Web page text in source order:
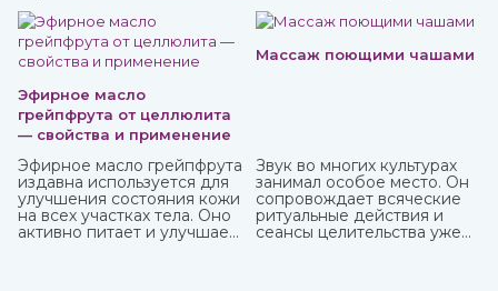
интересного и необычного развлечения, которое
должно прийтись по нраву всем.
Эфирное масло
грейпфрута от целлюлита
— свойства и применение
Эфирное масло грейпфрута
издавна используется для
улучшения состояния кожи
на всех участках тела. Оно
активно питает и улучшает
Массаж поющими чашами
Звук во многих культурах
занимал особое место. Он
сопровождает всяческие
ритуальные действия и
сеансы целительства уже